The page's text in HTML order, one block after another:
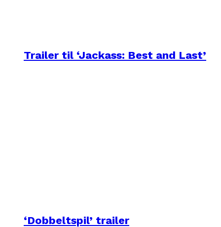
Trailer til ‘Jackass: Best and Last’
‘Dobbeltspil’ trailer